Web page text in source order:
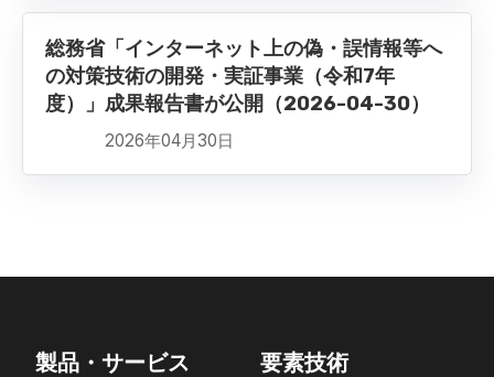
総務省「インターネット上の偽・誤情報等へ
の対策技術の開発・実証事業（令和7年
度）」成果報告書が公開（2026-04-30）
2026年04月30日
製品・サービス 要素技術